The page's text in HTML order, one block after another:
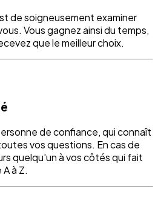
de soigneusement examiner
Vous gagnez ainsi du temps,
que le meilleur choix.
de confiance, qui connaît
vos questions. En cas de
quelqu'un à vos côtés qui fait
à Z.